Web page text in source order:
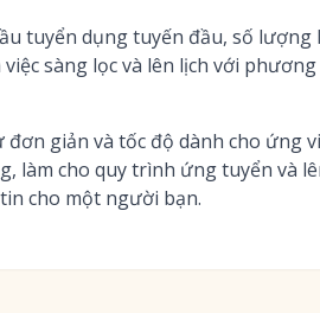
tuyển dụng tuyến đầu, số lượng
sàng lọc và lên lịch với
đơn giản và tốc độ dành cho ứng
làm cho quy trình ứng tuyển và
cho một người bạn.